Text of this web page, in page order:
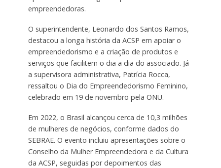
empreendedoras.
O superintendente, Leonardo dos Santos Ramos,
destacou a longa história da ACSP em apoiar o
empreendedorismo e a criação de produtos e
serviços que facilitem o dia a dia do associado. Já
a supervisora administrativa, Patrícia Rocca,
ressaltou o Dia do Empreendedorismo Feminino,
celebrado em 19 de novembro pela ONU.
Em 2022, o Brasil alcançou cerca de 10,3 milhões
de mulheres de negócios, conforme dados do
SEBRAE. O evento incluiu apresentações sobre o
Conselho da Mulher Empreendedora e da Cultura
da ACSP, seguidas por depoimentos das